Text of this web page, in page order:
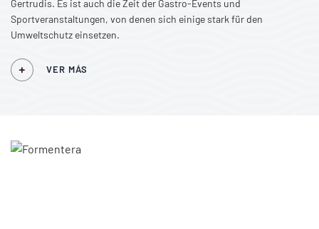
Gertrudis. Es ist auch die Zeit der Gastro-Events und
Sportveranstaltungen, von denen sich einige stark für den
Umweltschutz einsetzen.
VER MÁS